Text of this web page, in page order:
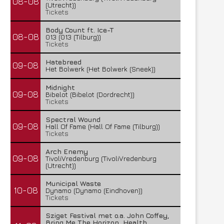
(Utrecht))
Tickets
08-08
Body Count ft. Ice-T
013 (013 (Tilburg))
Tickets
09-08
Hatebreed
Het Bolwerk (Het Bolwerk (Sneek))
09-08
Midnight
Bibelot (Bibelot (Dordrecht))
Tickets
09-08
Spectral Wound
Hall Of Fame (Hall Of Fame (Tilburg))
Tickets
09-08
Arch Enemy
TivoliVredenburg (TivoliVredenburg
(Utrecht))
10-08
Municipal Waste
Dynamo (Dynamo (Eindhoven))
Tickets
Sziget Festival met o.a. John Coffey,
Bring Me The Horizon, Health